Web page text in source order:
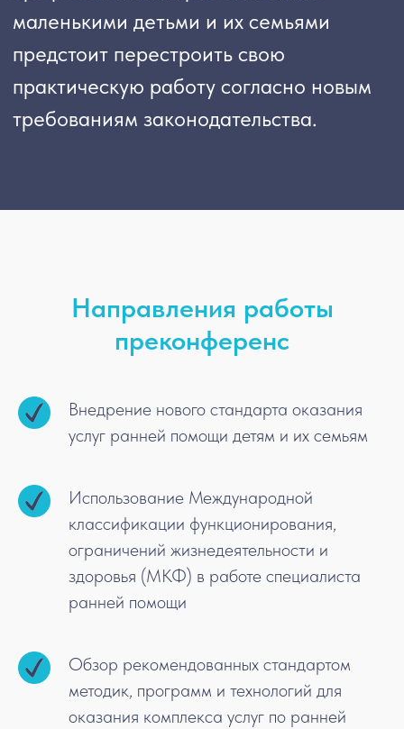
Направления работы
преконференс
Внедрение нового стандарта оказания
услуг ранней помощи детям и их семьям
Использование Международной
классификации функционирования,
ограничений жизнедеятельности и
здоровья (МКФ) в работе специалиста
ранней помощи
Обзор рекомендованных стандартом
методик, программ и технологий для
оказания комплекса услуг по ранней